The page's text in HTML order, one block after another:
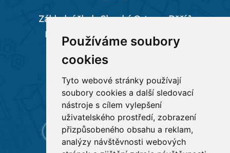
Používáme soubory
cookies
Tyto webové stránky používají
soubory cookies a další sledovací
nástroje s cílem vylepšení
uživatelského prostředí, zobrazení
přizpůsobeného obsahu a reklam,
analýzy návštěvnosti webových
Základní škola Slezská Ostrava, Pěší 1
Pěší 66/1, 712 00 Ostrava-Muglinov
tel:596 244 880
RYCHLÉ ODKAZY